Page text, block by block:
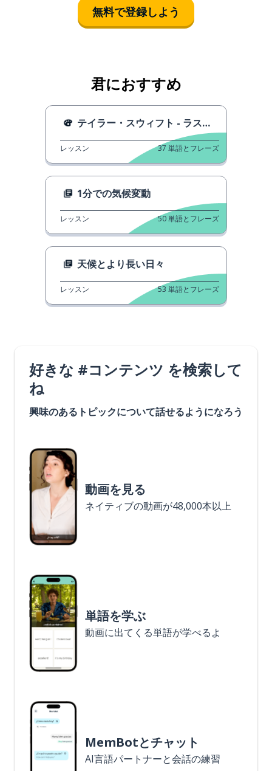
無料で登録しよう
君におすすめ
テイラー・スウィフト - ラスト・クリスマス
レッスン 37 単語とフレーズ
1分での気候変動
レッスン 50単語とフレーズ
天候とより長い日々
レッスン 53 単語とフレーズ
好きな #コンテンツ を検索して
ね
興味のあるトピックについて話せるようになろう
動画を見る
ネイティブの動画が48,000本以上
単語を学ぶ
動画に出てくる単語が学べるよ
MemBotとチャット
AI言語パートナーと会話の練習